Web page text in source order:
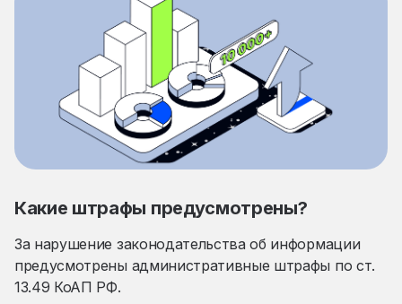
Какие штрафы предусмотрены?
За нарушение законодательства об информации
предусмотрены административные штрафы по ст.
13.49 КоАП РФ.